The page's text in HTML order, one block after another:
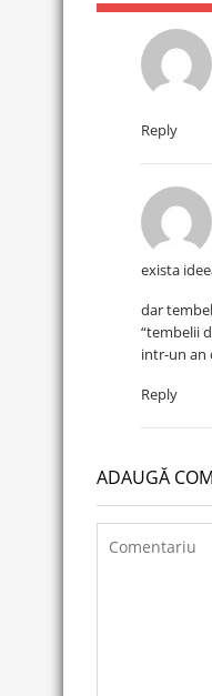
Reply
exista
dar
“tembelii
intr-un an
Reply
ADAUGĂ